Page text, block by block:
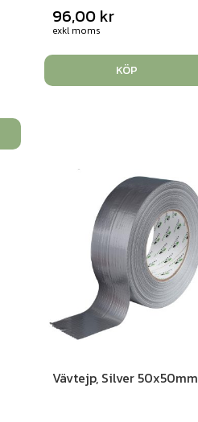
96,00 kr
exkl moms
KÖP
Vävtejp, Silver 50x50mm